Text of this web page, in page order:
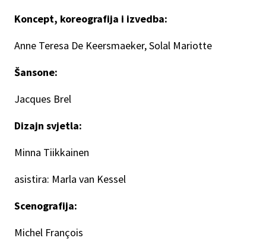
Koncept, koreografija i izvedba:
Anne Teresa De Keersmaeker, Solal Mariotte
Šansone:
Jacques Brel
Dizajn svjetla:
Minna Tiikkainen
asistira: Marla van Kessel
Scenografija:
Michel François